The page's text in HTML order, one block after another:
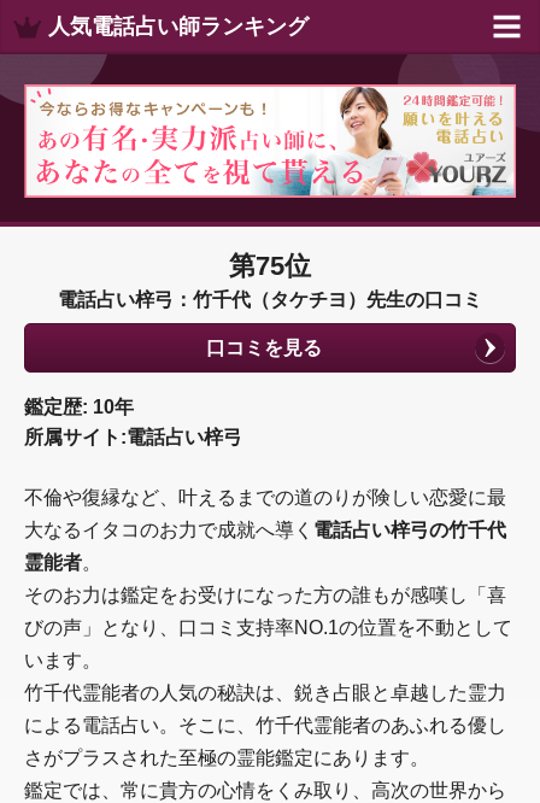
人気電話占い師ランキング
第75位
電話占い梓弓：竹千代（タケチヨ）先生の口コミ
口コミを見る
鑑定歴: 10年
所属サイト:電話占い梓弓
不倫や復縁など、叶えるまでの道のりが険しい恋愛に最
大なるイタコのお力で成就へ導く 電話占い梓弓の竹千代
霊能者。
そのお力は鑑定をお受けになった方の誰もが感嘆し「喜
びの声」となり、口コミ支持率NO.1の位置を不動として
います。
竹千代霊能者の人気の秘訣は、鋭き占眼と卓越した霊力
による電話占い。そこに、竹千代霊能者のあふれる優し
さがプラスされた至極の霊能鑑定にあります。
鑑定では、常に貴方の心情をくみ取り、高次の世界から